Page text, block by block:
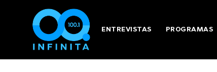
ENTREVISTAS PROGRAMAS